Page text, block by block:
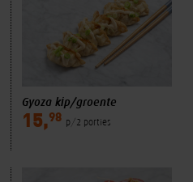
Gyoza kip/groente
15,98 p/2 porties